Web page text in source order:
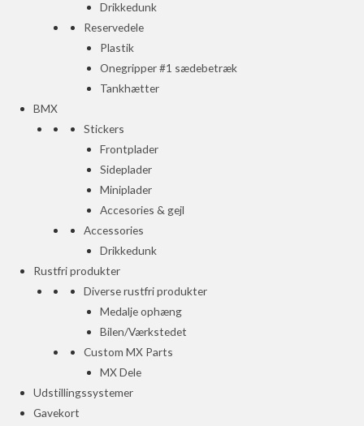
Drikkedunk
Reservedele
Plastik
Onegripper #1 sædebetræk
Tankhætter
BMX
Stickers
Frontplader
Sideplader
Miniplader
Accesories & gejl
Accessories
Drikkedunk
Rustfri produkter
Diverse rustfri produkter
Medalje ophæng
Bilen/Værkstedet
Custom MX Parts
MX Dele
Udstillingssystemer
Gavekort